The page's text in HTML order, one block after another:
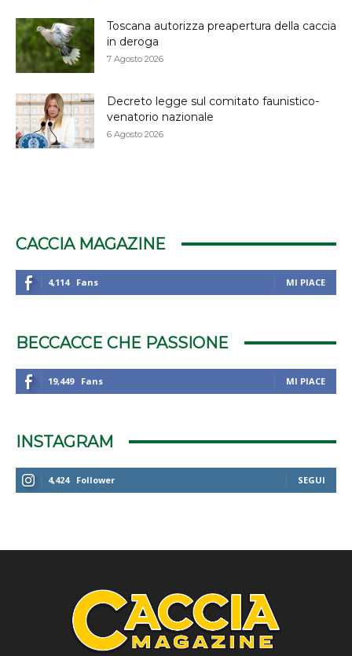
Toscana autorizza preapertura della caccia
in deroga
7 Agosto 2026
Decreto legge sul comitato faunistico-
venatorio nazionale
6 Agosto 2026
CACCIA MAGAZINE
4,114 Fans MI PIACE
BECCACCE CHE PASSIONE
19,449 Fans MI PIACE
INSTAGRAM
4,424 Follower SEGUI